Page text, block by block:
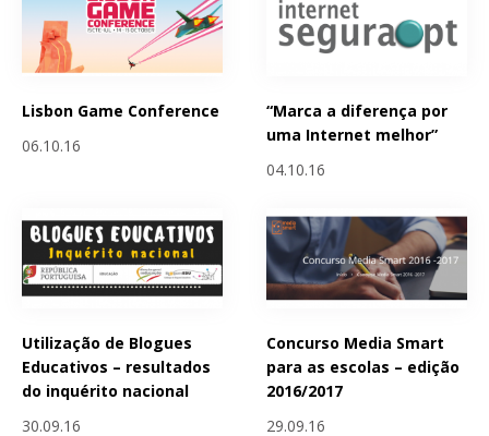
Lisbon Game Conference
06.10.16
“Marca a diferença por
uma Internet melhor”
04.10.16
Utilização de Blogues
Educativos – resultados
do inquérito nacional
30.09.16
Concurso Media Smart
para as escolas – edição
2016/2017
29.09.16